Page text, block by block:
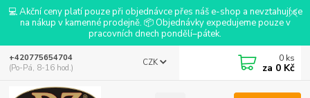
💻 Akční ceny platí pouze při objednávce přes náš e-shop a nevztahují se
na nákup v kamenné prodejně. 📦 Objednávky expedujeme pouze v
pracovních dnech pondělí–pátek.
CZK
+420775654704
(Po-Pá, 8-16 hod.)
0 ks
za 0 Kč